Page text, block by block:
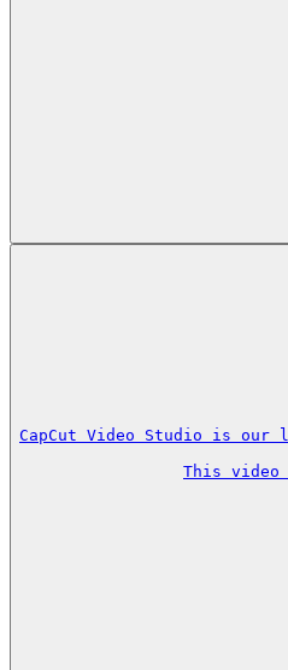
CapCut Video Studio is our
This video